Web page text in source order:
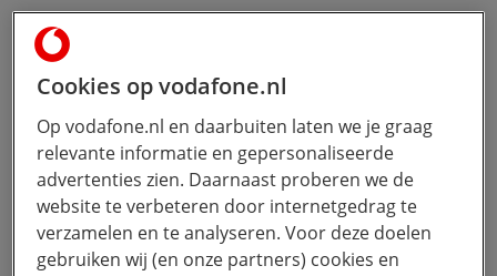
Koop de Galaxy S22 Ultra
als je:
een supersnelle telefoon met groter
beeldscherm zoekt
je goede foto's wilt maken
een batterij nodig hebt die zeker de hele dag
doorkomt
Cookies op vodafone.nl
Op vodafone.nl en daarbuiten laten we je graag
relevante informatie en gepersonaliseerde
advertenties zien. Daarnaast proberen we de
website te verbeteren door internetgedrag te
verzamelen en te analyseren. Voor deze doelen
gebruiken wij (en onze partners) cookies en